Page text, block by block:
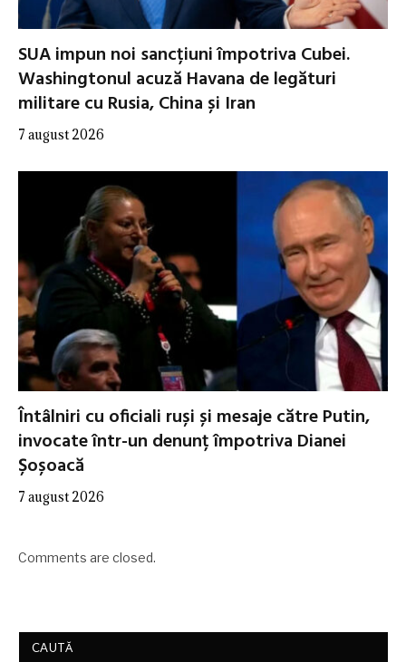
SUA impun noi sancțiuni împotriva Cubei.
Washingtonul acuză Havana de legături
militare cu Rusia, China și Iran
7 august 2026
Întâlniri cu oficiali ruși și mesaje către Putin,
invocate într-un denunț împotriva Dianei
Șoșoacă
7 august 2026
Comments are closed.
CAUTĂ